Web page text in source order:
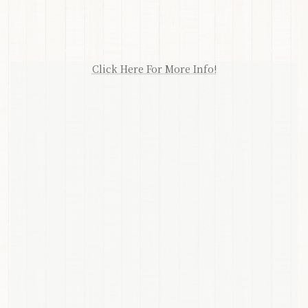
Click Here For More Info!